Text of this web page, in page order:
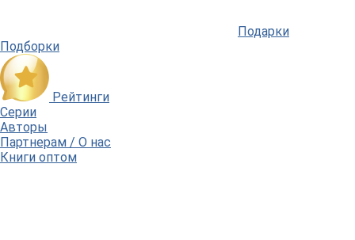
Подарки
Подборки
Рейтинги
Серии
Авторы
Партнерам / О нас
Книги оптом